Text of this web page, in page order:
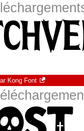
Kong Font